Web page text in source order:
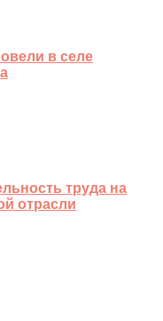
в селе
труда на
отрасли